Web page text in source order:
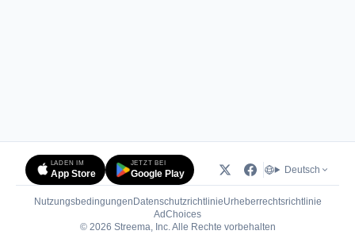
LADEN IM
App Store
JETZT BEI
Google Play Deutsch
Nutzungsbedingungen DatenschutzrichtlinieUrheberrechtsrichtlinie
AdChoices(öffnet in neuem Tab)
© 2026 Streema, Inc. Alle Rechte vorbehalten